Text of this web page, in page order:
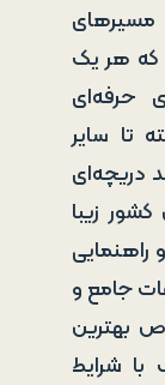
که هر یک
حرفه‌ای
تا سایر
دریچه‌ای
زیبا
راهنمایی
جامع و
بهترین
شرایط